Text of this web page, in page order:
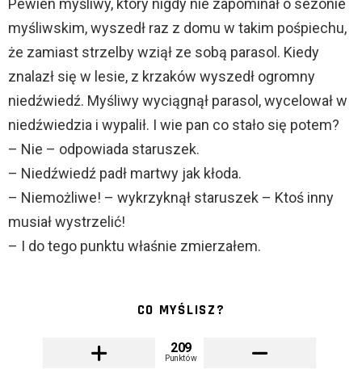
Pewien myśliwy, który nigdy nie zapominał o sezonie
myśliwskim, wyszedł raz z domu w takim pośpiechu,
że zamiast strzelby wziął ze sobą parasol. Kiedy
znalazł się w lesie, z krzaków wyszedł ogromny
niedźwiedź. Myśliwy wyciągnął parasol, wycelował w
niedźwiedzia i wypalił. I wie pan co stało się potem?
– Nie – odpowiada staruszek.
– Niedźwiedź padł martwy jak kłoda.
– Niemożliwe! – wykrzyknął staruszek – Ktoś inny
musiał wystrzelić!
– I do tego punktu właśnie zmierzałem.
CO MYŚLISZ?
209
Punktów